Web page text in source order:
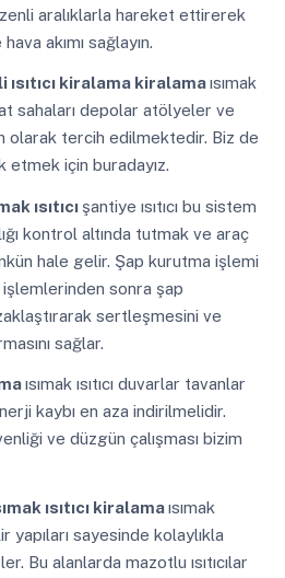
aralıklarla hareket ettirerek
akımı sağlayın.
kiralama kiralamaısımak
sahaları depolar atölyeler ve
olarak tercih edilmektedir. Biz de
için buradayız.
ısıtıcı şantiye ısıtıcı bu sistem
kontrol altında tutmak ve araç
hale gelir. Şap kurutma işlemi
sonra şap
sertleşmesini ve
sağlar.
ısımak ısıtıcı duvarlar tavanlar
kaybı en aza indirilmelidir.
ve düzgün çalışması bizim
ısıtıcı kiralamaısımak
yapıları sayesinde kolaylıkla
Bu alanlarda mazotlu ısıtıcılar